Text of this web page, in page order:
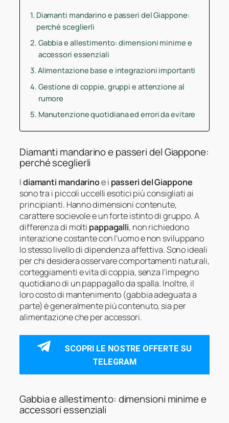
Diamanti mandarino e passeri del Giappone:
perché sceglierli
Gabbia e allestimento: dimensioni minime e
accessori essenziali
Alimentazione base e integrazioni importanti
Gestione di coppie, gruppi e attenzione al
rumore
Manutenzione quotidiana ed errori da evitare
Diamanti mandarino e passeri del Giappone:
perché sceglierli
Idiamanti mandarinoe i passeri del Giappone
sono tra i piccoli uccelli esotici più consigliati ai
principianti. Hanno dimensioni contenute,
carattere socievole e un forte istinto di gruppo. A
differenza di molti pappagalli, non richiedono
interazione costante con l’uomo e non sviluppano
lo stesso livello di dipendenza affettiva. Sono ideali
per chi desidera osservare comportamenti naturali,
corteggiamenti e vita di coppia, senza l’impegno
quotidiano di un pappagallo da spalla. Inoltre, il
loro costo di mantenimento (gabbia adeguata a
parte) è generalmente più contenuto, sia per
alimentazione che per accessori.
SCOPRI LE NOSTRE OFFERTE SU
TELEGRAM
Gabbia e allestimento: dimensioni minime e
accessori essenziali